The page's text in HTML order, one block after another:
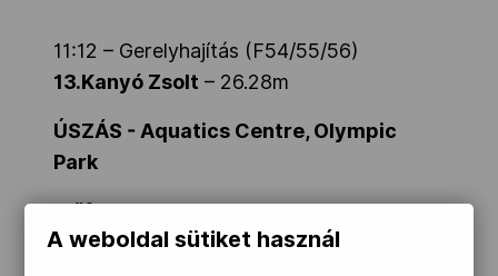
Adatbank
11:12 – Gerelyhajítás (F54/55/56)
13.Kanyó Zsolt – 26.28m
ÚSZÁS - Aquatics Centre, Olympic
Park
Előfutamok:
A weboldal sütiket használ